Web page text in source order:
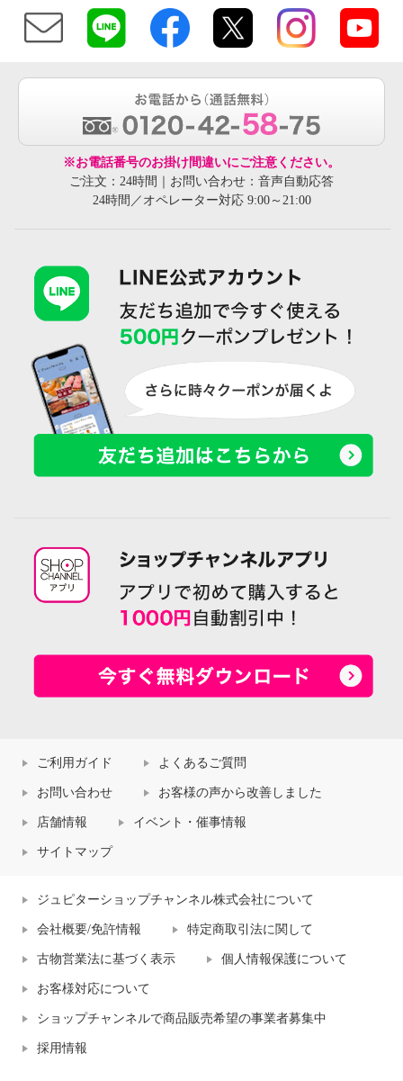
※お電話番号のお掛け間違いにご注意ください。
ご注文：24時間｜お問い合わせ：音声自動応答
24時間／オペレーター対応 9:00～21:00
ご利用ガイド よくあるご質問
お問い合わせ お客様の声から改善しました
店舗情報 イベント・催事情報
サイトマップ
ジュピターショップチャンネル株式会社について
会社概要/免許情報 特定商取引法に関して
古物営業法に基づく表示 個人情報保護について
お客様対応について
ショップチャンネルで商品販売希望の事業者募集中
採用情報